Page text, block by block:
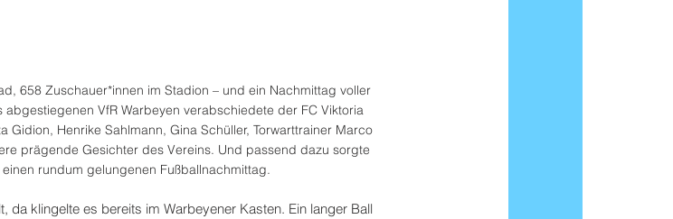
658 Zuschauer*innen im Stadion – und ein Nachmittag voller
VfR Warbeyen verabschiedete der FC Viktoria
Gidion, Henrike Sahlmann, Gina Schüller, Torwarttrainer Marco
prägende Gesichter des Vereins. Und passend dazu sorgte
rundum gelungenen Fußballnachmittag.
da klingelte es bereits im Warbeyener Kasten. Ein langer Ball